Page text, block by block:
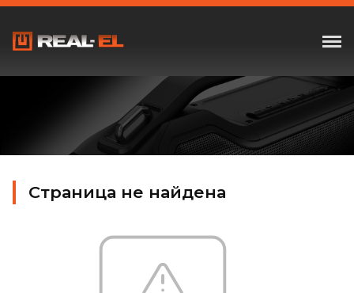
Страница не найдена